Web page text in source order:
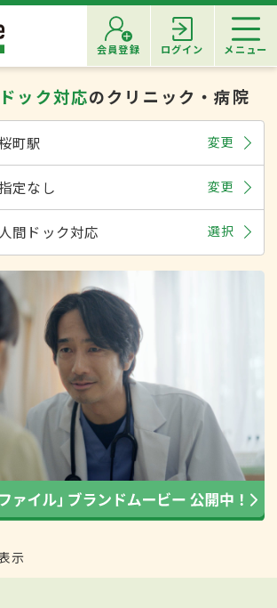
会員登録 ログイン メニュー
ック対応のクリニック・病院
町駅 変更
定なし 変更
人間ドック対応 選択
示